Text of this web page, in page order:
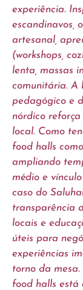
experiência.
escandinavos,
artesanal,
(workshops,
lenta, massas
comunitária. A
pedagógico e
nórdico
local. Como
food halls
ampliando
médio e
caso do
transparência
locais e
úteis para
experiências
torno da mesa.
food halls está